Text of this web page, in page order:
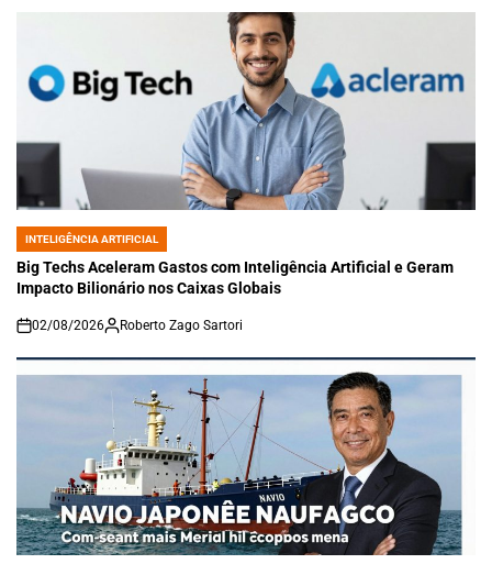
POSTED
IN
INTELIGÊNCIA ARTIFICIAL
Big Techs Aceleram Gastos com Inteligência Artificial e Geram
Impacto Bilionário nos Caixas Globais
on
02/08/2026 Roberto Zago Sartori